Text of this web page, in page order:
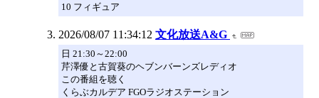
10 フィギュア
2026/08/07 11:34:12 文化放送A&G
日 21:30～22:00
芹澤優と古賀葵のヘブンバーンズレディオ
この番組を聴く
くらぶカルデア FGOラジオステーション